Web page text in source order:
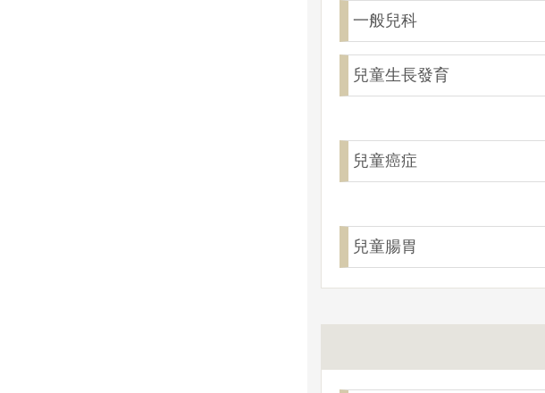
一般兒科
兒童生長發育
兒童癌症
兒童腸胃